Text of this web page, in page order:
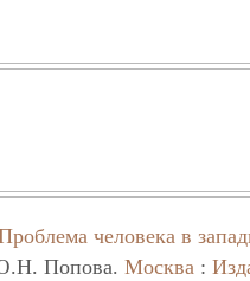
человека в
Ю.Н. Попова.Москва :